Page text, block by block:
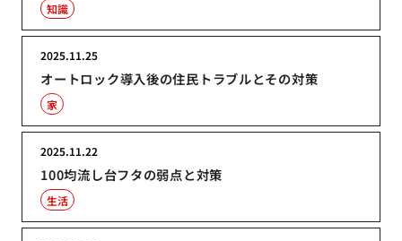
知識
オートロック導入後の住民トラブルとその対策
2025.11.25
家
100均流し台フタの弱点と対策
2025.11.22
生活